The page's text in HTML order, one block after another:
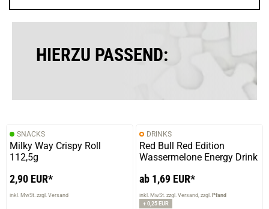
HIERZU PASSEND:
SNACKS
Milky Way Crispy Roll
112,5g
2,90 EUR*
inkl. MwSt. zzgl. Versand
DRINKS
Red Bull Red Edition
Wassermelone Energy Drink
ab 1,69 EUR*
inkl. MwSt. zzgl. Versand zzgl. Pfand
+ 0,25 EUR